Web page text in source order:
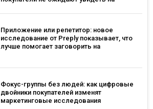
Приложение или репетитор: новое
исследование от Preply показывает, что
лучше помогает заговорить на
Фокус-группы без людей: как цифровые
двойники покупателей изменят
маркетинговые исследования